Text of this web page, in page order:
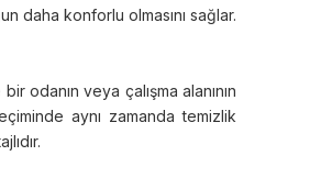
daha konforlu olmasını sağlar.
odanın veya çalışma alanının
aynı zamanda temizlik